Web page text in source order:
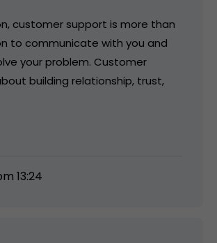
customer support is more than
to communicate with you and
your problem. Customer
building relationship, trust,
13:24